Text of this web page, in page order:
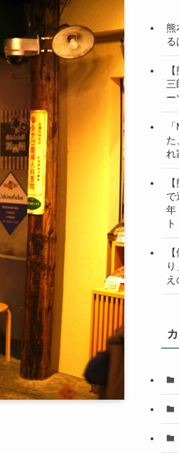
熊
る
三
ー
た
れ
で
年
ト